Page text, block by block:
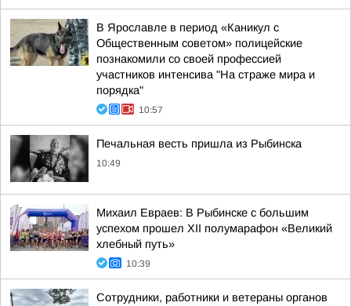
В Ярославле в период «Каникул с
Общественным советом» полицейские
познакомили со своей профессией
участников интенсива "На страже мира и
порядка"
10:57
Печальная весть пришла из Рыбинска
10:49
Михаил Евраев: В Рыбинске с большим
успехом прошел XII полумарафон «Великий
хлебный путь»
10:39
Сотрудники, работники и ветераны органов